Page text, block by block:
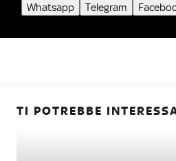
Whatsapp Telegram
TI POTREBBE